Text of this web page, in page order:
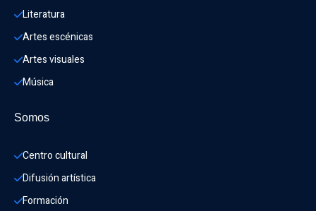
Literatura
Artes escénicas
Artes visuales
Música
Somos
Centro cultural
Difusión artística
Formación